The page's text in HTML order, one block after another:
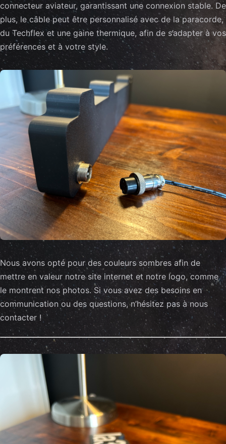
connecteur aviateur, garantissant une connexion stable. De
plus, le câble peut être personnalisé avec de la paracorde,
du Techflex et une gaine thermique, afin de s’adapter à vos
préférences et à votre style.
Nous avons opté pour des couleurs sombres afin de
mettre en valeur notre site internet et notre logo, comme
le montrent nos photos. Si vous avez des besoins en
communication ou des questions, n’hésitez pas à nous
contacter !